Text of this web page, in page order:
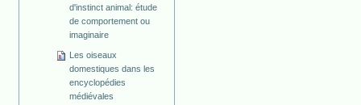
d'instinct animal: étude
de comportement ou
imaginaire
Les oiseaux
domestiques dans les
encyclopédies
médiévales